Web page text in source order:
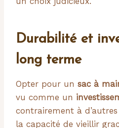
Durabilité et
long terme
Opter pour un sac à
vu comme un
contrairement à
la capacité de vieillir